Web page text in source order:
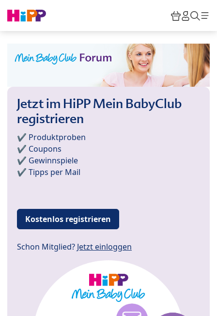
HiPP
Jetzt im HiPP Mein BabyClub
registrieren
✔️ Produktproben
✔️ Coupons
✔️ Gewinnspiele
✔️ Tipps per Mail
Kostenlos registrieren
Schon Mitglied? Jetzt einloggen